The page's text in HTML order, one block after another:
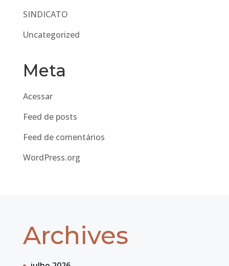
SINDICATO
Uncategorized
Meta
Acessar
Feed de posts
Feed de comentários
WordPress.org
Archives